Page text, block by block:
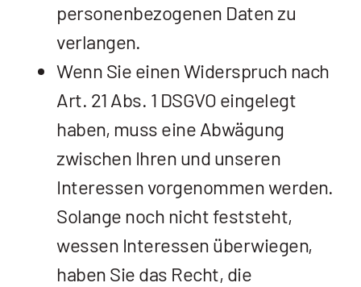
personenbezogenen Daten zu
verlangen.
Wenn Sie einen Widerspruch nach
Art. 21 Abs. 1 DSGVO eingelegt
haben, muss eine Abwägung
zwischen Ihren und unseren
Interessen vorgenommen werden.
Solange noch nicht feststeht,
wessen Interessen überwiegen,
haben Sie das Recht, die